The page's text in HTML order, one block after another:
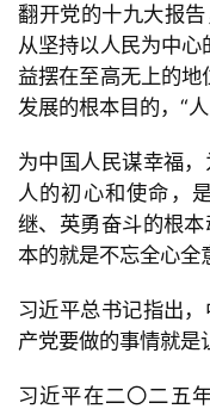
首
页
章
分
翻开党的十九大报告
从坚持以人民为中心
益摆在至高无上的地
发展的根本目的，“
为中国人民谋幸福
人的初心和使命，
继、英勇奋斗的根
本的就是不忘全心全
习近平总书记指出
产党要做的事情就是
习近平在二〇二五